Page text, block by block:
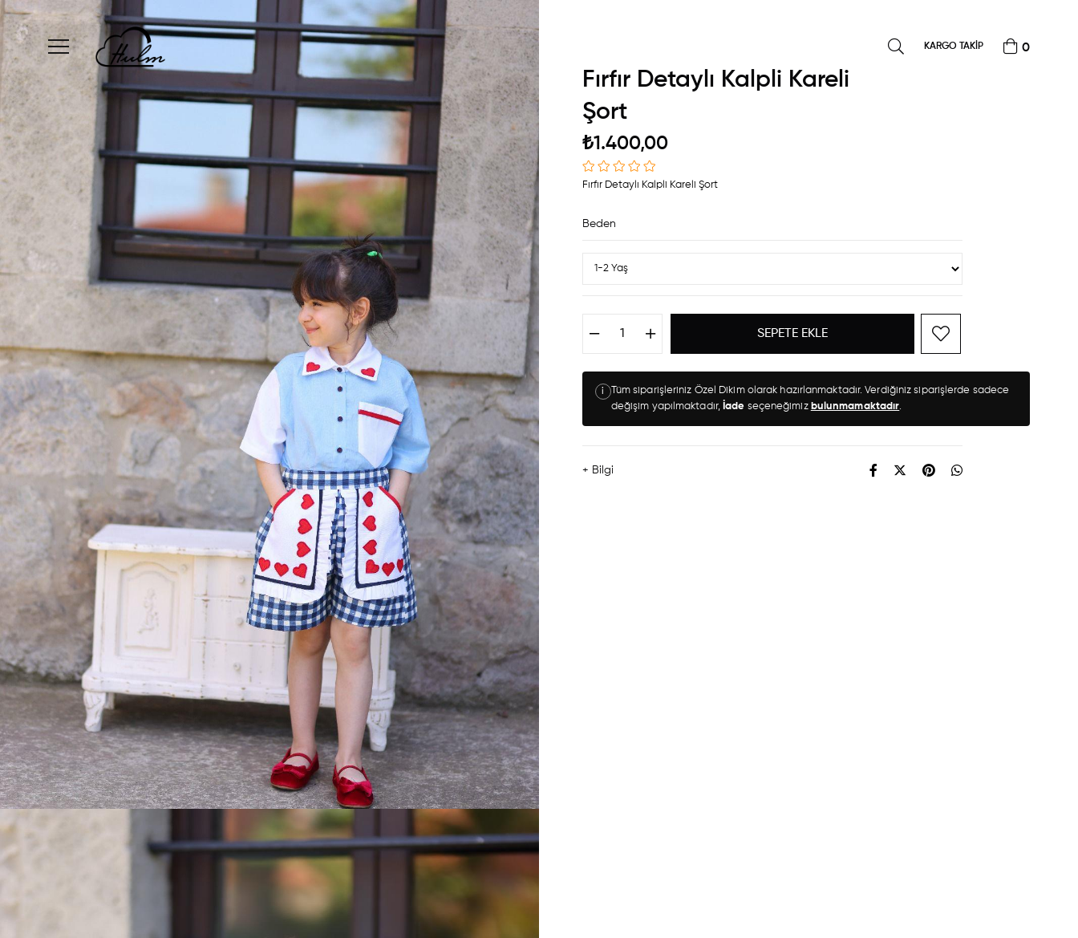
0
KARGO TAKİP
Fırfır Detaylı Kalpli Kareli
Şort
₺1.400,00
Fırfır Detaylı Kalpli Kareli Şort
Beden
i
Tüm siparişleriniz Özel Dikim olarak hazırlanmaktadır. Verdiğiniz siparişlerde sadece
değişim yapılmaktadır, İade seçeneğimiz bulunmamaktadır.
+ Bilgi